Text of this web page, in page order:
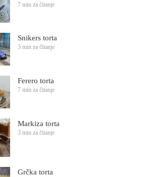
7 min za čitanje
Snikers torta
3 min za čitanje
Ferero torta
7 min za čitanje
Markiza torta
3 min za čitanje
Grčka torta